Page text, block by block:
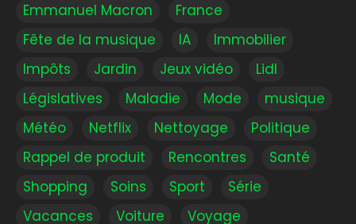
Emmanuel Macron
France
Fête de la musique
IA
Immobilier
Impôts
Jardin Jeux vidéo
Lidl
Législatives
Maladie Mode
musique
Météo
Netflix Nettoyage
Politique
Rappel de produit
Rencontres
Santé
Shopping
Soins Sport
Série
Vacances
Voiture Voyage